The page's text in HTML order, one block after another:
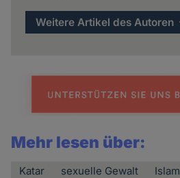
Weitere Artikel des Autoren
Mehr lesen über:
Katar sexuelle Gewalt Islam